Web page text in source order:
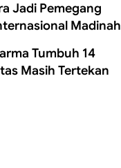
Jadi Pemegang
Madinah
Tumbuh 14
Masih Tertekan